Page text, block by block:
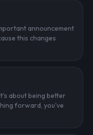
announcement
this changes
about being better
forward, you've